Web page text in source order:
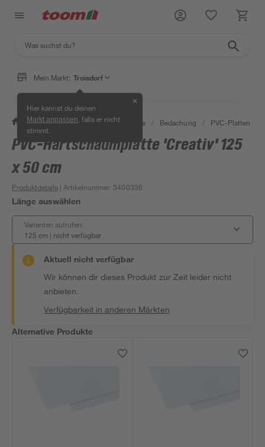
Mein Markt: Troisdorf
Hier kannst du deinen
Markt anpassen , falls er nicht
stimmt.
✕
/ Bauen & Renovieren / Baustoffe / Bedachung / PVC-Platten
PVC-Hartschaumplatte 'Creativ' 125
x 50 cm
Produktdetails | Artikelnummer:3400336
Länge auswählen
Varianten aufrufen:
125 cm | nicht verfügbar
Aktuell nicht verfügbar
Wir können dir dieses Produkt zur Zeit leider nicht
anbieten.
Verfügbarkeit in anderen Märkten
Alternative Produkte